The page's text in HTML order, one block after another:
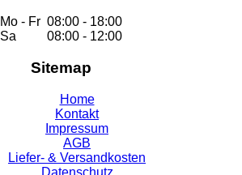
Mo - Fr 08:00 - 18:00
Sa
08:00 - 12:00
Sitemap
Home
Kontakt
Impressum
AGB
Liefer- & Versandkosten
Datenschutz